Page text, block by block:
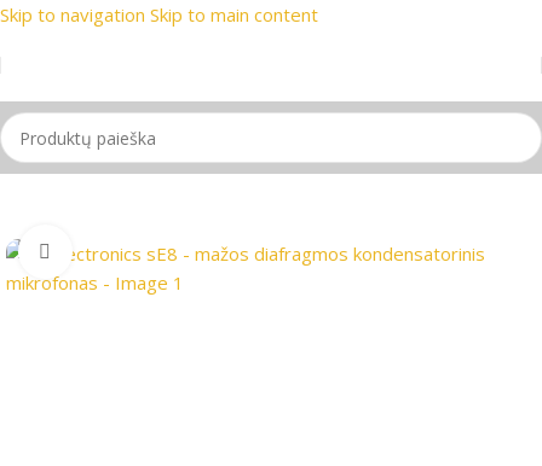
Skip to navigation Skip to main content
📦 Nemokamas
Pradžia/Mikrofonas
Spustelėkite, jei norite padidinti